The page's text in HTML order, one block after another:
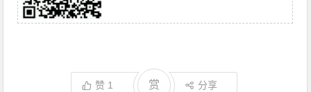
赞 1 赏 分享